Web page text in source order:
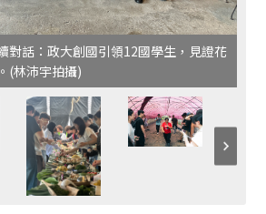
對話：政大創國引領12國學生，見證花
(林沛宇拍攝)